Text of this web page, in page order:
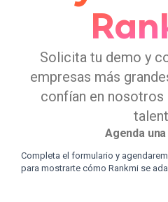
Solicita tu demo y
empresas más
confían en nosotros
Agenda
Completa el formulario y
para mostrarte cómo Rankmi se